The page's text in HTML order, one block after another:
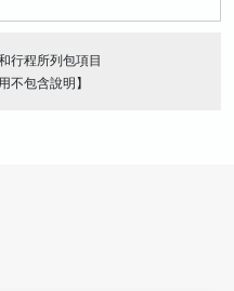
行程所列包項目
不包含說明】